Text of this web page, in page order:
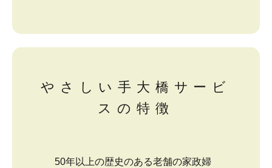
やさしい手大橋サービ
スの特徴
50年以上の歴史のある老舗の家政婦